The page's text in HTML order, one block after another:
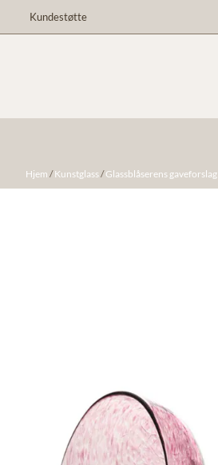
Hopp til innhold
Kundestøtte
Hjem /Kunstglass/Glassblåserens gaveforslag